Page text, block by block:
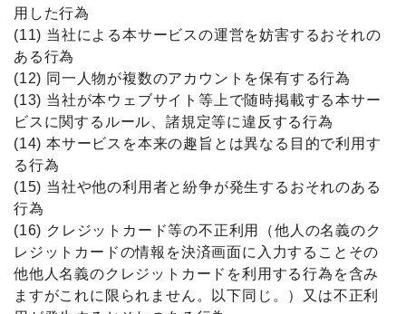
用した行為
(11) 当社による本サービスの運営を妨害するおそれの
ある行為
(12) 同一人物が複数のアカウントを保有する行為
(13) 当社が本ウェブサイト等上で随時掲載する本サー
ビスに関するルール、諸規定等に違反する行為
(14) 本サービスを本来の趣旨とは異なる目的で利用す
る行為
(15) 当社や他の利用者と紛争が発生するおそれのある
行為
(16) クレジットカード等の不正利用（他人の名義のク
レジットカードの情報を決済画面に入力することその
他他人名義のクレジットカードを利用する行為を含み
ますがこれに限られません。以下同じ。）又は不正利